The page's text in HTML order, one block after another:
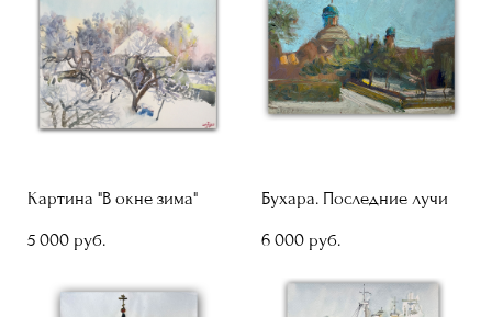
Картина "В окне зима"
5 000 pуб.
Бухара. Последние лучи
6 000 pуб.